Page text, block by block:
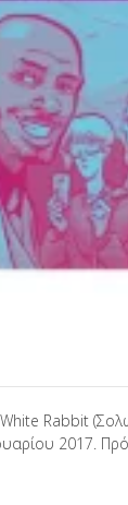
Rabbit
2017.